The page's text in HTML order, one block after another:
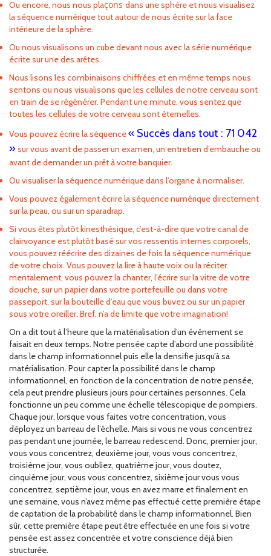
Ou encore, nous nous plaçons dans une sphère et nous visualisez
la séquence numérique tout autour de nous écrite sur la face
intérieure de la sphère.
Ou nous visualisons un cube devant nous avec la série numérique
écrite sur une des arêtes.
Nous lisons les combinaisons chiffrées et en même temps nous
sentons ou nous visualisons que les cellules de notre cerveau sont
en train de se régénérer. Pendant une minute, vous sentez que
toutes les cellules de votre cerveau sont éternelles.
Vous pouvez écrire la séquence« Succès dans tout : 71 042
» sur vous avant de passer un examen, un entretien d’embauche ou
avant de demander un prêt à votre banquier.
Ou visualiser la séquence numérique dans l’organe à normaliser.
Vous pouvez également écrire la séquence numérique directement
sur la peau, ou sur un sparadrap.
Si vous êtes plutôt kinesthésique, c’est-à-dire que votre canal de
clairvoyance est plutôt basé sur vos ressentis internes corporels,
vous pouvez réécrire des dizaines de fois la séquence numérique
de votre choix. Vous pouvez la lire à haute voix ou la réciter
mentalement, vous pouvez la chanter, l’écrire sur la vitre de votre
douche, sur un papier dans votre portefeuille ou dans votre
passeport, sur la bouteille d’eau que vous buvez ou sur un papier
sous votre oreiller. Bref, n’a de limite que votre imagination!
On a dit tout à l’heure que la matérialisation d’un événement se
faisait en deux temps. Notre pensée capte d’abord une possibilité
dans le champ informationnel puis elle la densifie jusqu’à sa
matérialisation. Pour capter la possibilité dans le champ
informationnel, en fonction de la concentration de notre pensée,
cela peut prendre plusieurs jours pour certaines personnes. Cela
fonctionne un peu comme une échelle télescopique de pompiers.
Chaque jour, lorsque vous faites votre concentration, vous
déployez un barreau de l’échelle. Mais si vous ne vous concentrez
pas pendant une journée, le barreau redescend. Donc, premier jour,
vous vous concentrez, deuxième jour, vous vous concentrez,
troisième jour, vous oubliez, quatrième jour, vous doutez,
cinquième jour, vous vous concentrez, sixième jour vous vous
concentrez, septième jour, vous en avez marre et finalement en
une semaine, vous n’avez même pas effectué cette première étape
de captation de la probabilité dans le champ informationnel. Bien
sûr, cette première étape peut être effectuée en une fois si votre
pensée est assez concentrée et votre conscience déjà bien
structurée.